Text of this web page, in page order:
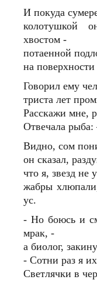
И покуда
колотушкой
хвостом -
потаенной
на
Говорил ему
триста лет
Расскажи мне,
Отвечала
Видно, сом
он сказал,
что я, звезд не
жабры
ус.
- Но боюсь и
мрак, -
а биолог,
- Сотни раз я
Светлячки в